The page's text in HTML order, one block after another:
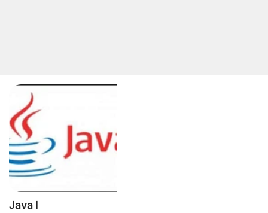
Java I